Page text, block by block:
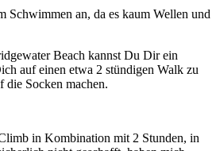
Schwimmen an, da es kaum Wellen und
Beach kannst Du Dir ein
auf einen etwa 2 stündigen Walk zu
die Socken machen.
in Kombination mit 2 Stunden, in